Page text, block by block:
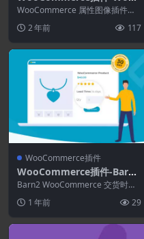
ommerce Attribute Image
s & Variation Swatches 1.
3.2
WooCommerce 属性图像插件可
注。 它还删除...
2 年前 117
WooCommerce插件
WooCommerce插件-Barn2
WooCommerce Lead Time
2.1.5
Barn2 WooCommerce 交货时间
户决定...
1 年前 29